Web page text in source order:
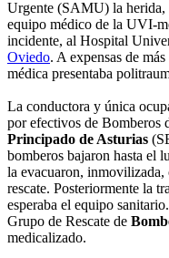
Urgente (SAMU) la herida,
equipo médico de la UVI-
incidente, al Hospital
Oviedo. A expensas de
médica presentaba
La conductora y única
por efectivos de Bomberos
Principado de Asturias
bomberos bajaron hasta el
la evacuaron,
rescate. Posteriormente la
esperaba el equipo
Grupo de Rescate de
medicalizado.